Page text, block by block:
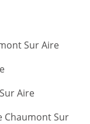
Sur Aire
Aire
Chaumont Sur